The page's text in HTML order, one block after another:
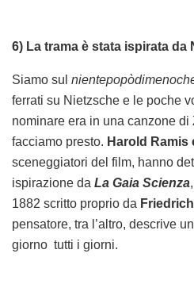
6) La trama è stata ispirata da
Siamo sul
ferrati su Nietzsche e le poche
nominare era in una canzone
facciamo presto. Harold Ramis
sceneggiatori del film, hanno
ispirazione da La Gaia Scienza
1882 scritto proprio da
pensatore, tra l’altro, descrive
giorno tutti i giorni.